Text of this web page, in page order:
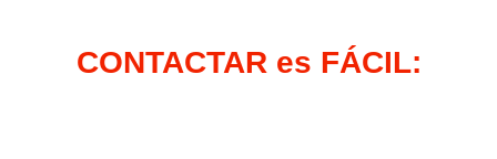
CONTACTAR es FÁCIL: